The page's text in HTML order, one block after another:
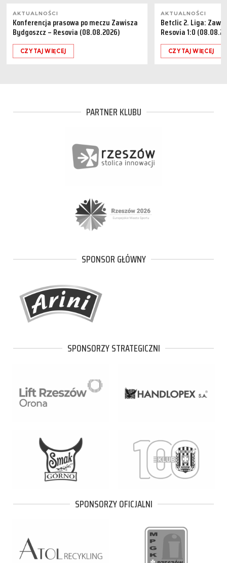
AKTUALNOŚCI
Konferencja prasowa po meczu Zawisza
Bydgoszcz – Resovia (08.08.2026)
CZYTAJ WIĘCEJ
AKTUALNOŚCI
Betclic 2. Liga:
Resovia 1:0
CZYTAJ WIĘCEJ
PARTNER KLUBU
SPONSOR GŁÓWNY
SPONSORZY STRATEGICZNI
SPONSORZY OFICJALNI